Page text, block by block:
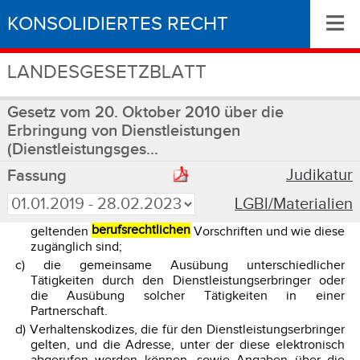
KONSOLIDIERTES RECHT
LANDESGESETZBLATT
≡
Gesetz vom 20. Oktober 2010 über die
Erbringung von Dienstleistungen
(Dienstleistungsges...
Fassung
Judikatur
LGBl/Materialien